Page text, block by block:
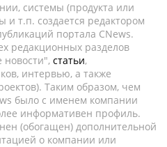
системы (продукта или
и т.п. создается редактором
портала CNews.
редакционных разделов
новости", статьи,
интервью, а также
Таким образом, чем
было с именем компании
информативен профиль.
(обогащен) дополнительной
о компании или